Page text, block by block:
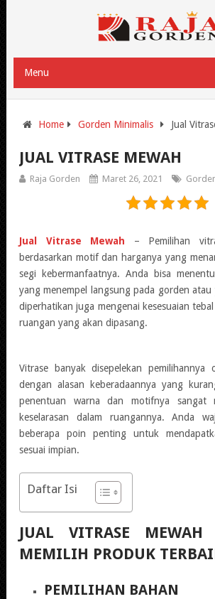
Menu
Home Gorden Minimalis Jual
JUAL VITRASE MEWAH
Raja Gorden Maret 26, 2021
Jual Vitrase Mewah – Pemilihan
berdasarkan motif dan harganya yang
segi kebermanfaatnya. Anda bisa
yang menempel langsung pada gorden
diperhatikan juga mengenai kesesuaian
ruangan yang akan dipasang.
Vitrase banyak disepelekan pemilihannya
dengan alasan keberadaannya yang
penentuan warna dan motifnya sangat
keselarasan dalam ruangannya. Anda
beberapa poin penting untuk
sesuai impian.
Daftar Isi
JUAL VITRASE
MEMILIH PRODUK
PEMILIHAN BAHAN